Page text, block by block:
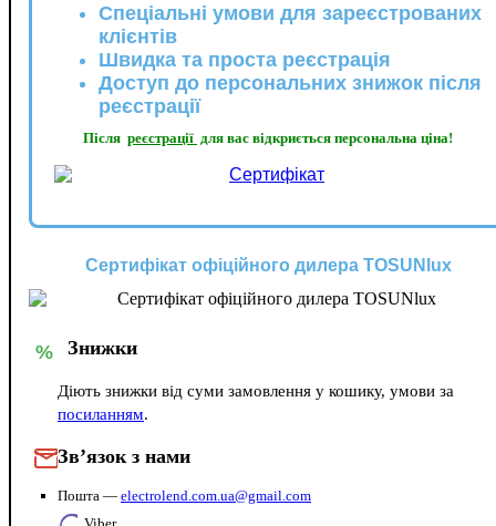
Спеціальні умови для зареєстрованих
клієнтів
Швидка та проста реєстрація
Доступ до персональних знижок після
реєстрації
Після реєстрації для вас відкриється персональна ціна!
Сертифікат офіційного дилера TOSUNlux
% Знижки
Діють знижки від суми замовлення у кошику, умови за
посиланням.
Зв’язок з нами
Пошта — electrolend.com.ua@gmail.com